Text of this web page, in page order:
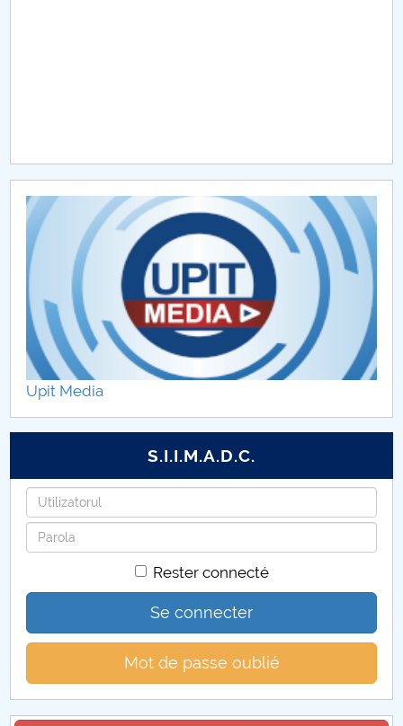
Chestionar angajabilitate ALUMNI – UPB
CAR2026
MENIU CANTINA
Upit Media
S.I.I.M.A.D.C.
Identifiant
Mot
de
Rester connecté
Se connecter
Mot de passe oublié